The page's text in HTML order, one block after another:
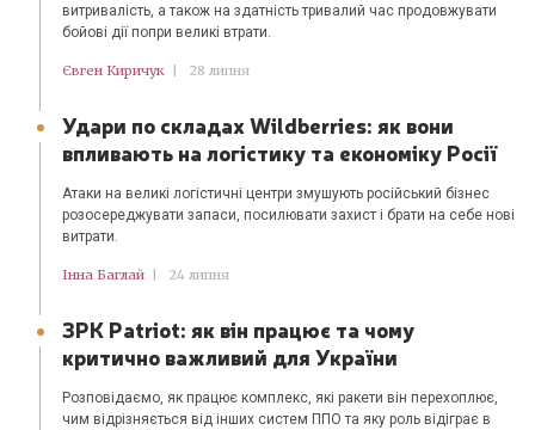
витривалість, а також на здатність тривалий час продовжувати
бойові дії попри великі втрати.
Євген Киричук 28 липня
Удари по складах Wildberries: як вони
впливають на логістику та економіку Росії
Атаки на великі логістичні центри змушують російський бізнес
розосереджувати запаси, посилювати захист і брати на себе нові
витрати.
Інна Баглай 24 липня
ЗРК Patriot: як він працює та чому
критично важливий для України
Розповідаємо, як працює комплекс, які ракети він перехоплює,
чим відрізняється від інших систем ППО та яку роль відіграє в